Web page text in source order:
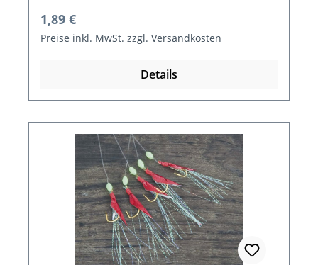
Regulärer Preis:
1,89 €
Preise inkl. MwSt. zzgl. Versandkosten
Details